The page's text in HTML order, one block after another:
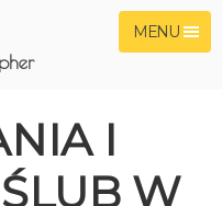
MENU
I
W